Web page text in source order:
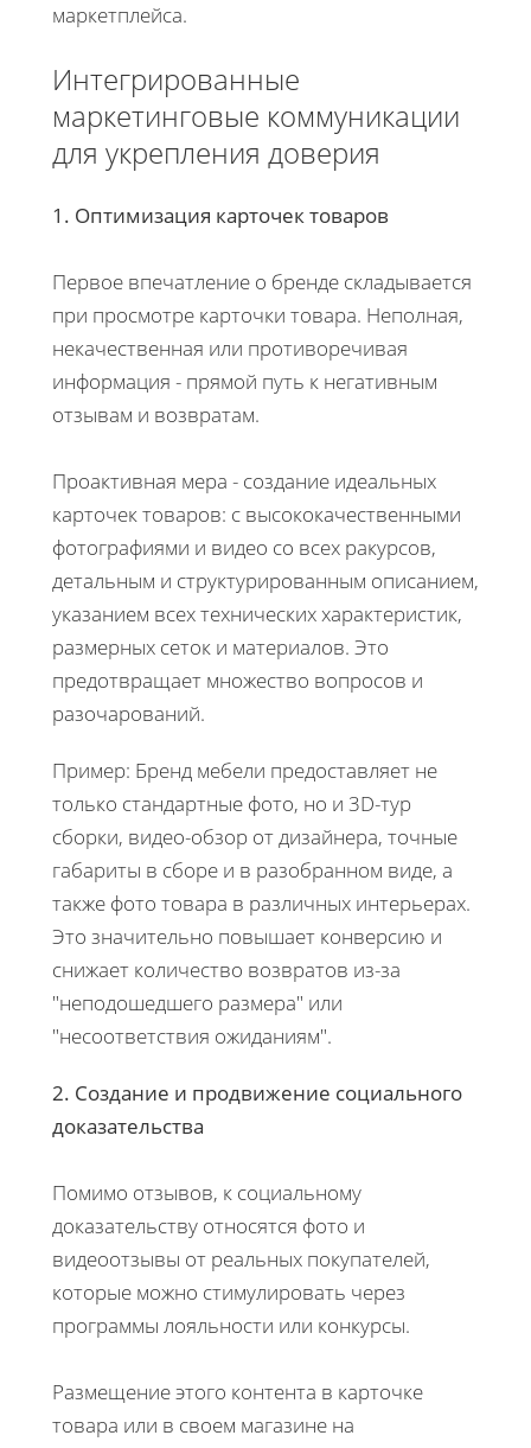
маркетплейса.
Интегрированные
маркетинговые коммуникации
для укрепления доверия
1. Оптимизация карточек товаров
Первое впечатление о бренде складывается
при просмотре карточки товара. Неполная,
некачественная или противоречивая
информация - прямой путь к негативным
отзывам и возвратам.
Проактивная мера - создание идеальных
карточек товаров: с высококачественными
фотографиями и видео со всех ракурсов,
детальным и структурированным описанием,
указанием всех технических характеристик,
размерных сеток и материалов. Это
предотвращает множество вопросов и
разочарований.
Пример: Бренд мебели предоставляет не
только стандартные фото, но и 3D-тур
сборки, видео-обзор от дизайнера, точные
габариты в сборе и в разобранном виде, а
также фото товара в различных интерьерах.
Это значительно повышает конверсию и
снижает количество возвратов из-за
"неподошедшего размера" или
"несоответствия ожиданиям".
2. Создание и продвижение социального
доказательства
Помимо отзывов, к социальному
доказательству относятся фото и
видеоотзывы от реальных покупателей,
которые можно стимулировать через
программы лояльности или конкурсы.
Размещение этого контента в карточке
товара или в своем магазине на